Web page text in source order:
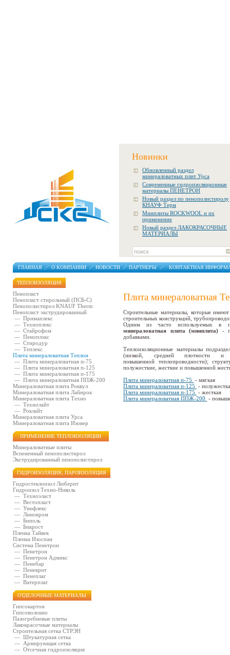
Новинки
Обновленный раздел
минераловатных плит Урса
Современные гидроизоляционные
материалы ПЕНЕТРОН
Новый раздел по пенополистиролу
КНАУФ Терм
Минплиты ROCKWOOL и их
применение
Новый раздел ЛАКОКРАСОЧНЫЕ
МАТЕРИАЛЫ
ГЛАВНАЯ О КОМПАНИИ НОВОСТИ ПАРТНЕРЫ КОНТАКТНАЯ
ТЕПЛОИЗОЛЯЦИЯ
Пенопласт
Пенопласт стирольный (ПСБ-С)
Пенополистирол KNAUF Therm
Пенопласт экструдированный
— Примаплекс
— Техноплекс
— Стайрофом
— Пеноплэкс
— Стиродур
— Теплекс
Плита минераловатная Теплон
— Плита минераловатная п-75
— Плита минераловатная п-125
— Плита минераловатная п-175
— Плита минераловатная ППЖ-200
Минераловатная плита Роквул
Минераловатная плита Лайнрок
Минераловатная плита Техно
— Технолайт
— Роклайт
Минераловатная плита Урса
Минераловатная плита Изовер
ПРИМЕНЕНИЕ ТЕПЛОИЗОЛЯЦИИ
Минераловатные плиты
Вспененный пенополистирол
Экструдированный пенополистирол
ГИДРОИЗОЛЯЦИЯ, ПАРОИЗОЛЯЦИЯ
Гидростеклоизол Люберит
Гидроизол Техно-Николь
— Техноэласт
— Вестопласт
— Унифлекс
— Линокром
— Биполь
— Бикрост
Пленка Тайвек
Пленка Изоспан
Система Пенетрон
— Пенетрон
— Пенетрон Адмикс
— Пенебар
— Пенекрит
— Пенеплаг
— Ватерплаг
ОТДЕЛОЧНЫЕ МАТЕРИАЛЫ
Гипсокартон
Гипсоволокно
Пазогребневые плиты
Лакокрасочные материалы
Строительная сетка СТРЭН
— Штукатурная сетка
— Армирующая сетка
— Отсечная гидроизоляция
Плита минераловатная
Строительные материалы, которые
строительных конструкций,
Одним из часто используемых в
минераловатная плита (минплита) -
добавками.
Теплоизоляционные материалы
(низкой, средней плотности и
повышенной теплопроводности);
полужесткие, жесткие и повышенной
Плита минераловатная п-75 - мягкая
Плита минераловатная п-125 -
Плита минераловатная п-175 - жесткая
Плита минераловатная ППЖ-200 -